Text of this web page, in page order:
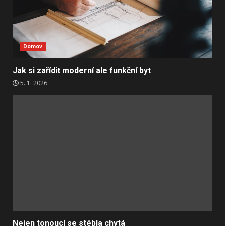
Domov
Jak si zařídit moderní ale funkční byt
5. 1. 2026
Nejen tonoucí se stébla chytá